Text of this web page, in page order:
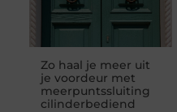
Zo haal je meer uit
je voordeur met
meerpuntssluiting
cilinderbediend